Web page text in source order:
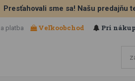
Presťahovali sme sa! Našu predajňu
platba Veľkoobchod Pri